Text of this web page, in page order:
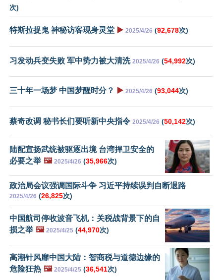
次)
特斯拉捉鬼 神秘访客现身灵堂 ▶️ 2025/4/26 (92,678次)
习发动兵变失败 军中势力被大清洗 2025/4/26 (54,992次)
三十年一场梦 中国梦醒时分？ ▶️ 2025/4/26 (93,044次)
蔡奇改调 秘书长们要听新中央指令 2025/4/26 (50,142次)
陆配宣扬武统被驱逐出境 台湾捍卫安全的
必要之举 🖼️ 2025/4/26 (35,966次)
政治局会议强调国际斗争 习近平持续误判自断退路
2025/4/26 (26,825次)
中国航司停收波音飞机：关税战背景下的自
损之举 🖼️ 2025/4/25 (44,970次)
高潮针风靡中国大陆：智商税与道德边缘的
危险狂热 🖼️ 2025/4/25 (36,541次)